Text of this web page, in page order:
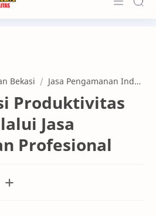
Customers
Kerja Sama
Karier
Bekasi Jasa Pengamanan Industri
Produktivitas
Jasa
Profesional